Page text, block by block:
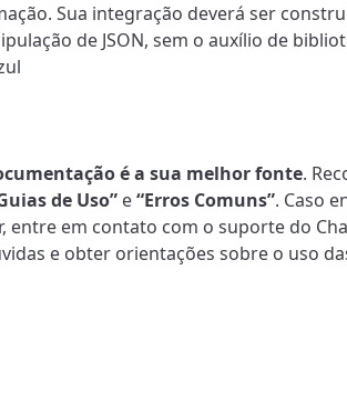
Sua integração deverá ser
de JSON, sem o auxílio de
é a sua melhor fonte.
de Uso”e“Erros Comuns”. Caso
entre em contato com o suporte do
e obter orientações sobre o uso